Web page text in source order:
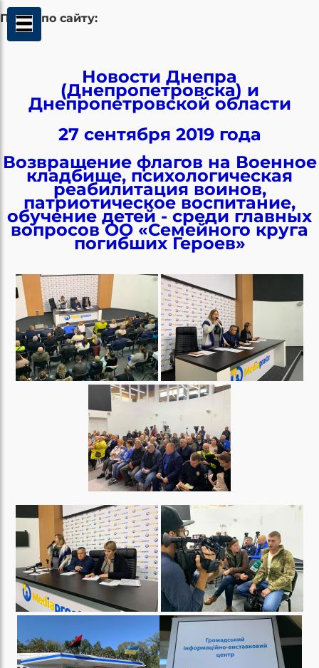
Поиск по сайту:
Новости Днепра
(Днепропетровска) и
Днепропетровской области
27 сентября 2019 года
Возвращение флагов на Военное
кладбище, психологическая
реабилитация воинов,
патриотическое воспитание,
обучение детей - среди главных
вопросов ОО «Семейного круга
погибших Героев»